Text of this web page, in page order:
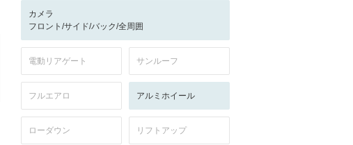
カメラ
フロント/サイド/バック/全周囲
電動リアゲート サンルーフ
フルエアロ アルミホイール
ローダウン リフトアップ